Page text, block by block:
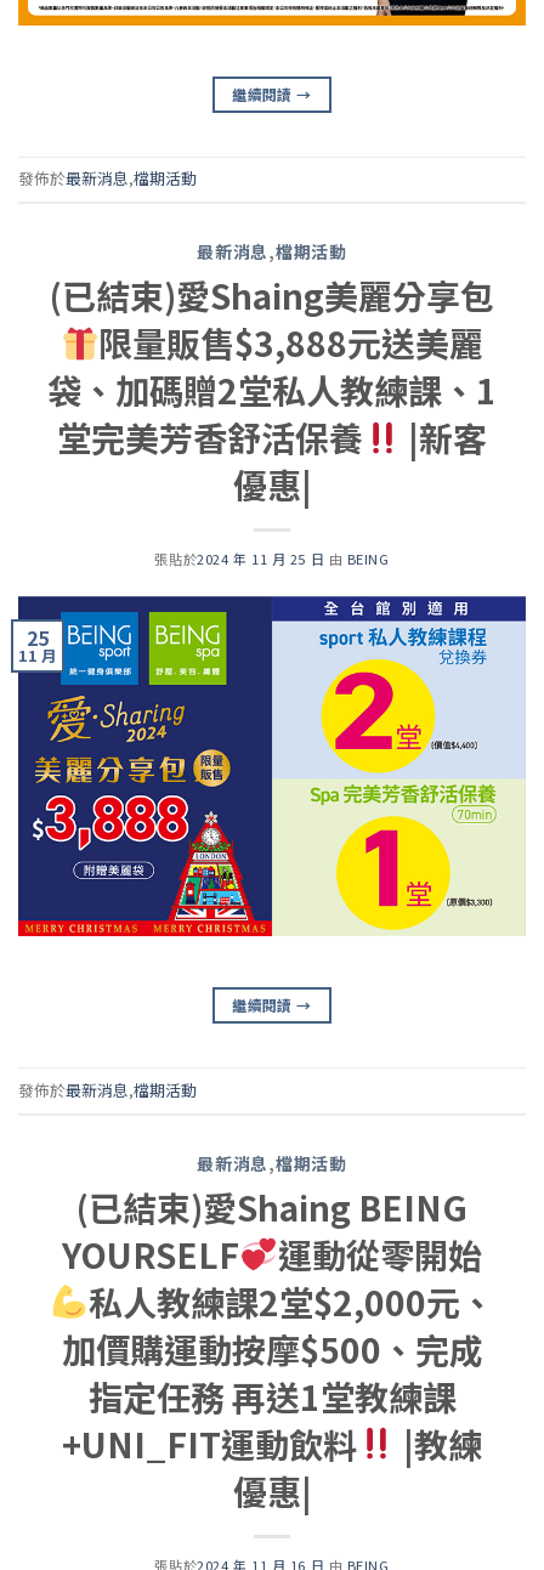
繼續閱讀→
發佈於最新消息,檔期活動
最新消息,檔期活動
(已結束)愛Shaing美麗分享包
限量販售$3,888元送美麗
袋、加碼贈2堂私人教練課、1
堂完美芳香舒活保養
|新客
優惠|
張貼於2024 年 11 月 25 日 由 BEING
25
11 月
繼續閱讀→
發佈於最新消息,檔期活動
最新消息,檔期活動
(已結束)愛Shaing BEING
YOURSELF
運動從零開始
私人教練課2堂$2,000元、
加價購運動按摩$500、完成
指定任務 再送1堂教練課
+UNI_FIT運動飲料
|教練
優惠|
張貼於2024 年 11 月 16 日 由 BEING